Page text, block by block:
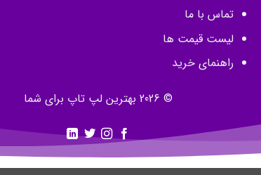
تماس با ما
لیست قیمت ها
راهنمای خرید
© 2026 بهترین لپ تاپ برای شما